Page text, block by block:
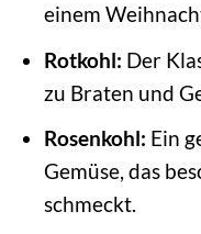
einem
Rotkohl: Der
zu Braten und
Rosenkohl: Ein
Gemüse, das
schmeckt.